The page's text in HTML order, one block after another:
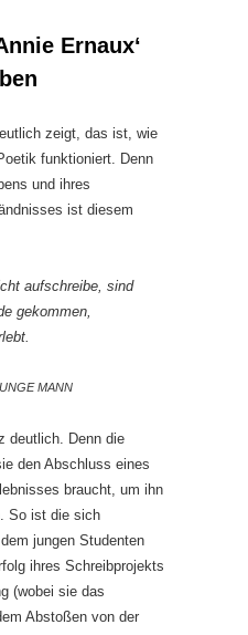
Ernaux‘
zeigt, das ist, wie
funktioniert. Denn
und ihres
ist diesem
aufschreibe, sind
gekommen,
MANN
deutlich. Denn die
den Abschluss eines
braucht, um ihn
So ist die sich
jungen Studenten
ihres Schreibprojekts
(wobei sie das
Abstoßen von der